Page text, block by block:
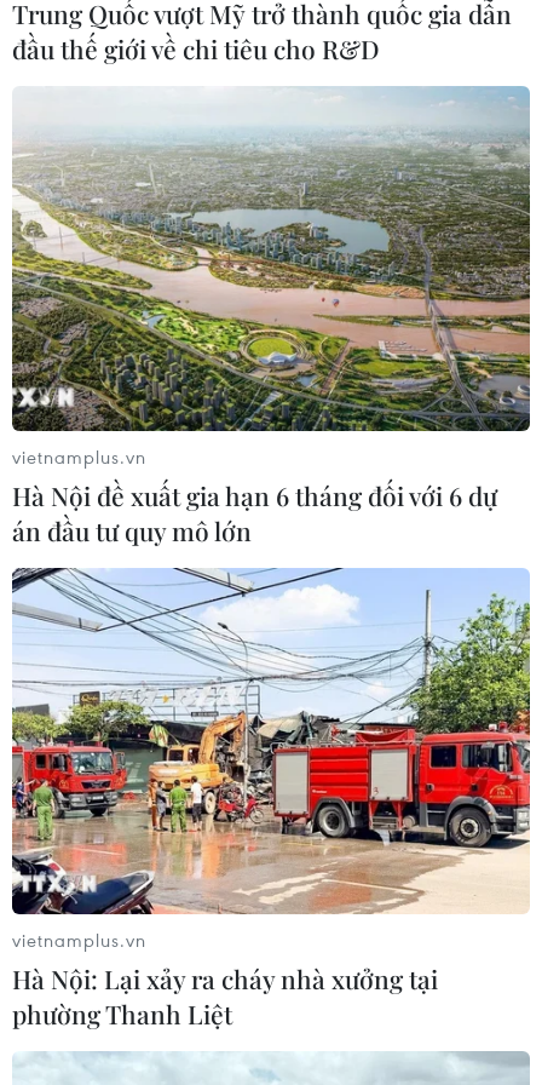
Trung Quốc vận hành giàn phát điện
gió nổi đầu tiên chịu được bão cấp 17
06/08/2026 11:20
Cao điểm "100 ngày chuyển đổi số":
Chuyển động từ cơ sở
06/08/2026 09:48
Israel và Việt Nam hợp tác trong
ngành bán dẫn và công nghệ cao
06/08/2026 09:40
Meta tung công cụ AI lập trình tự
động cho nhà phát triển
06/08/2026 06:40
Doanh thu AI của Microsoft phụ
thuộc phần lớn vào đối tác OpenAI
06/08/2026 06:31
Xem thêm
Trung Quốc vượt Mỹ trở thành quốc gia dẫn
đầu thế giới về chi tiêu cho R&D
vietnamplus.vn
Hà Nội đề xuất gia hạn 6 tháng đối với 6 dự
án đầu tư quy mô lớn
vietnamplus.vn
Hà Nội: Lại xảy ra cháy nhà xưởng tại
phường Thanh Liệt